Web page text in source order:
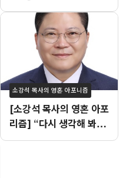
이 공존하는 이유
소강석 목사의 영혼 아포니즘
[소강석 목사의 영혼 아포
리즘] “다시 생각해 봐도
잘했던 것 같습니다.”